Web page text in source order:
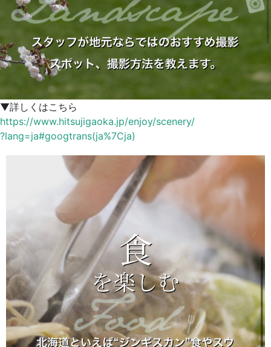
▼詳しくはこちら
https://www.hitsujigaoka.jp/enjoy/scenery/
?lang=ja#googtrans(ja%7Cja)